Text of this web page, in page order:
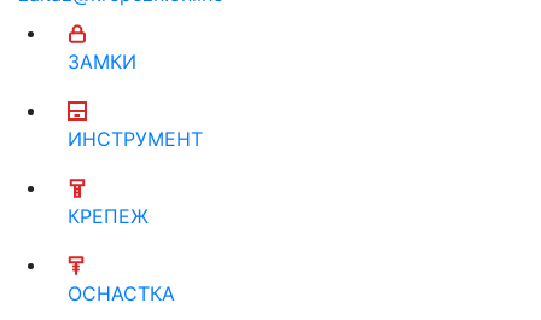
ЗАМКИ
ИНСТРУМЕНТ
КРЕПЕЖ
ОСНАСТКА